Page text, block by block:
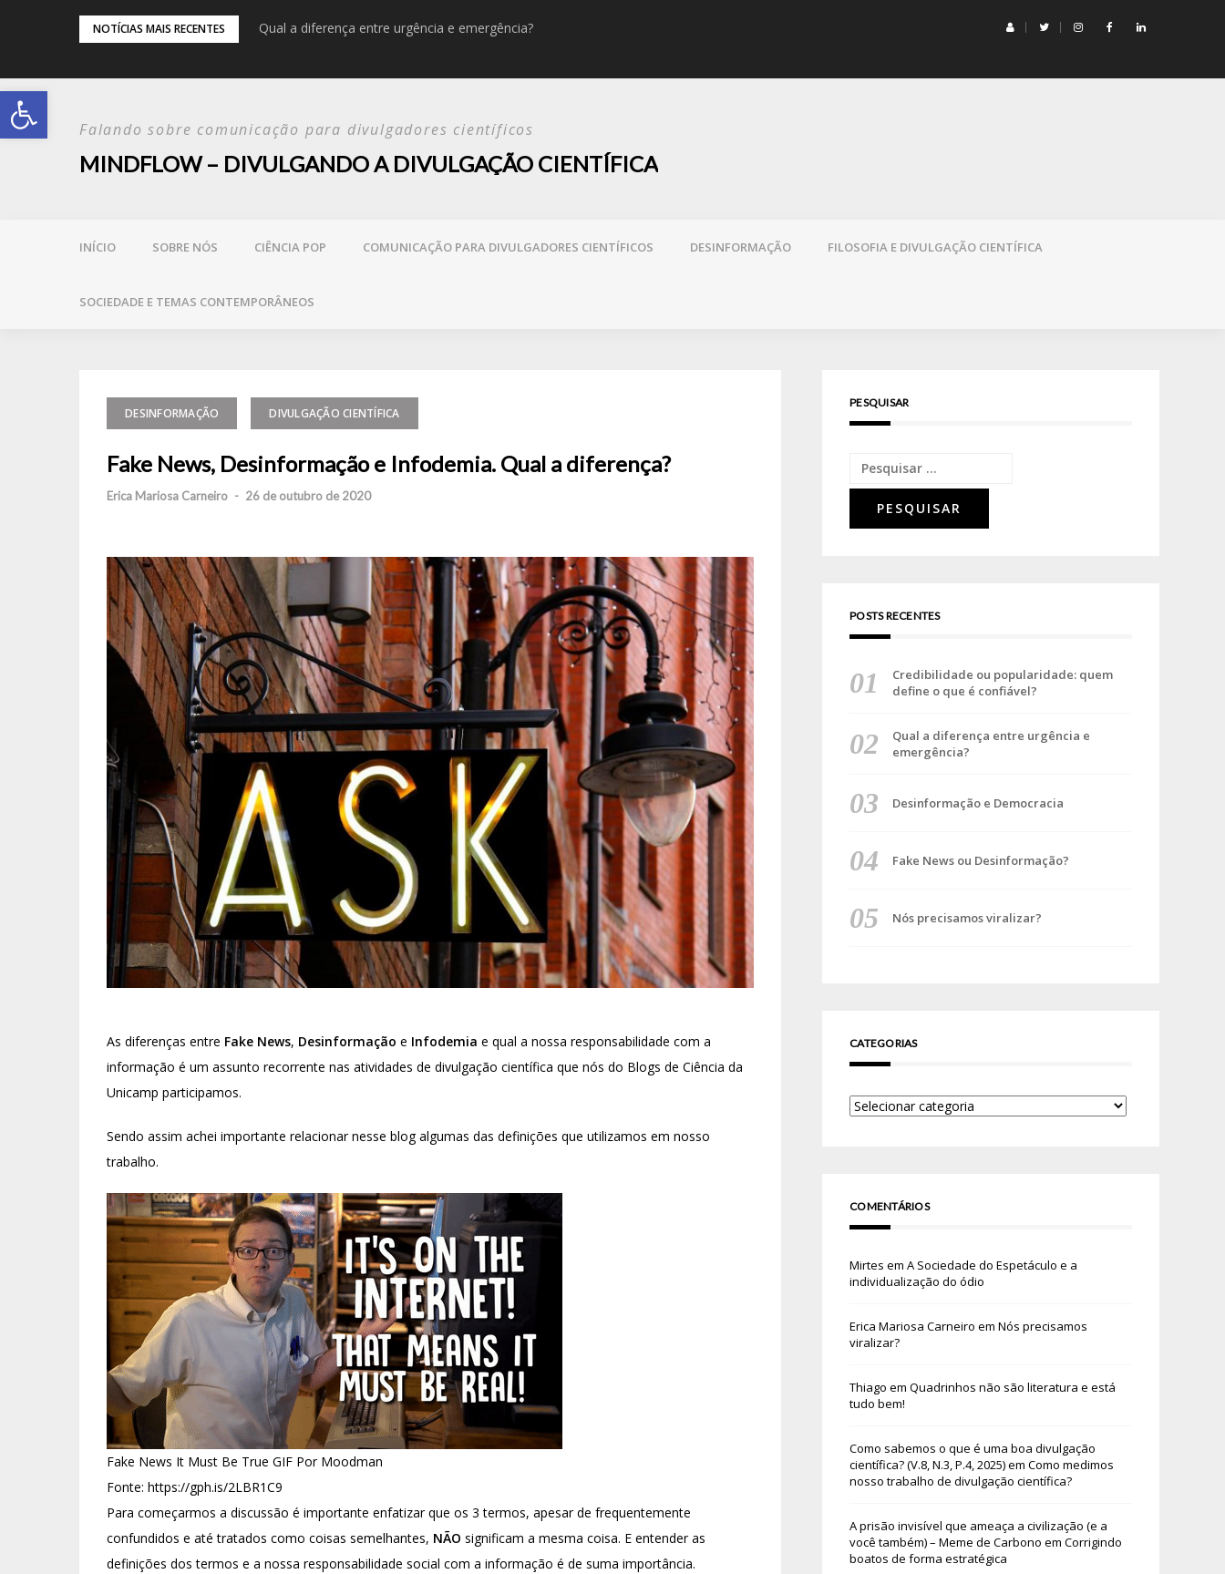
Abrir a barra de ferramentas
NOTÍCIAS MAIS RECENTES
o que é confiável? Qual a diferença entre urgência e emergência?
Falando sobre comunicação para divulgadores científicos
MINDFLOW – DIVULGANDO A DIVULGAÇÃO CIENTÍFICA
INÍCIO SOBRE NÓS CIÊNCIA POP COMUNICAÇÃO PARA DIVULGADORES CIENTÍFICOS DESINFORMAÇÃO FILOSOFIA E DIVULGAÇÃO CIENTÍFICA
SOCIEDADE E TEMAS CONTEMPORÂNEOS
DESINFORMAÇÃO DIVULGAÇÃO CIENTÍFICA
Fake News, Desinformação e Infodemia. Qual a diferença?
Erica Mariosa Carneiro - 26 de outubro de 2020
As diferenças entre Fake News, Desinformação e Infodemia e qual a nossa responsabilidade com a
informação é um assunto recorrente nas atividades de divulgação científica que nós do Blogs de Ciência da
Unicamp participamos.
Sendo assim achei importante relacionar nesse blog algumas das definições que utilizamos em nosso
trabalho.
Fake News It Must Be True GIF Por Moodman
Fonte: https://gph.is/2LBR1C9
Para começarmos a discussão é importante enfatizar que os 3 termos, apesar de frequentemente
confundidos e até tratados como coisas semelhantes, NÃO significam a mesma coisa. E entender as
definições dos termos e a nossa responsabilidade social com a informação é de suma importância.
PESQUISAR
POSTS RECENTES
Credibilidade ou popularidade: quem
define o que é confiável?
Qual a diferença entre urgência e
emergência?
Desinformação e Democracia
Fake News ou Desinformação?
Nós precisamos viralizar?
CATEGORIAS
COMENTÁRIOS
Mirtes em A Sociedade do Espetáculo e a
individualização do ódio
Erica Mariosa Carneiro em Nós precisamos
viralizar?
Thiago em Quadrinhos não são literatura e está
tudo bem!
Como sabemos o que é uma boa divulgação
científica? (V.8, N.3, P.4, 2025)em Como medimos
nosso trabalho de divulgação científica?
A prisão invisível que ameaça a civilização (e a
você também) – Meme de Carbono em Corrigindo
boatos de forma estratégica